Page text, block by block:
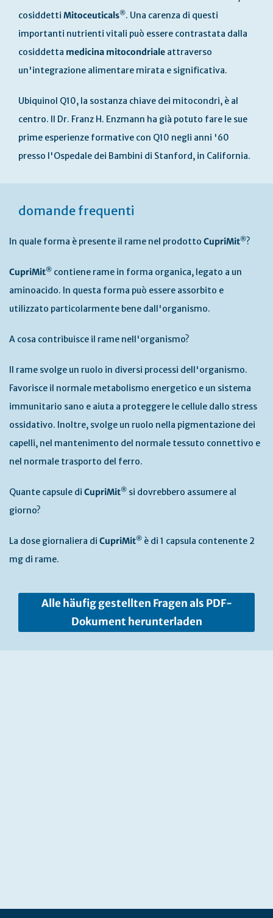
cosiddetti Mitoceuticals®. Una carenza di questi
importanti nutrienti vitali può essere contrastata dalla
cosiddetta medicina mitocondriale attraverso
un'integrazione alimentare mirata e significativa.
Ubiquinol Q10, la sostanza chiave dei mitocondri, è al
centro. Il Dr. Franz H. Enzmann ha già potuto fare le sue
prime esperienze formative con Q10 negli anni '60
presso l'Ospedale dei Bambini di Stanford, in California.
domande frequenti
In quale forma è presente il rame nel prodotto CupriMit®?
CupriMit® contiene rame in forma organica, legato a un
aminoacido. In questa forma può essere assorbito e
utilizzato particolarmente bene dall'organismo.
A cosa contribuisce il rame nell'organismo?
Il rame svolge un ruolo in diversi processi dell'organismo.
Favorisce il normale metabolismo energetico e un sistema
immunitario sano e aiuta a proteggere le cellule dallo stress
ossidativo. Inoltre, svolge un ruolo nella pigmentazione dei
capelli, nel mantenimento del normale tessuto connettivo e
nel normale trasporto del ferro.
Quante capsule di CupriMit® si dovrebbero assumere al
giorno?
La dose giornaliera di CupriMit® è di 1 capsula contenente 2
mg di rame.
Alle häufig gestellten Fragen als PDF-
Dokument herunterladen